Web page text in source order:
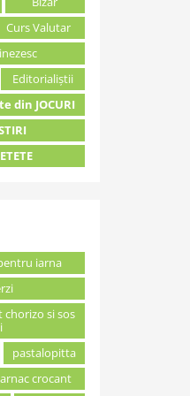
Curs Valutar
Editorialiștii
din JOCURI
iarna
chorizo si sos
pastalopitta
crocant